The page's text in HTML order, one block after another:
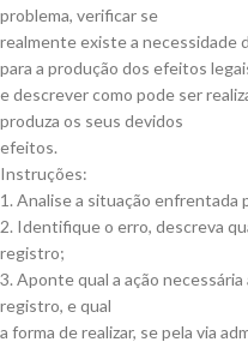
problema, verificar se
realmente existe a necessidade
para a produção dos efeitos
e descrever como pode ser
produza os seus devidos
efeitos.
Instruções:
1. Analise a situação enfrentada
2. Identifique o erro, descreva
registro;
3. Aponte qual a ação
registro, e qual
a forma de realizar, se pela via